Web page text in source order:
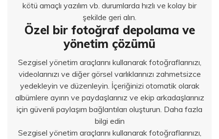
kötü amaçlı yazılım vb. durumlarda hızlı ve kolay bir
şekilde geri alın.
Özel bir fotoğraf depolama ve
yönetim çözümü
Sezgisel yönetim araçlarını kullanarak fotoğraflarınızı,
videolarınızı ve diğer görsel varlıklarınızı zahmetsizce
yedekleyin ve düzenleyin. İçeriğinizi otomatik olarak
albümlere ayırın ve paydaşlarınız ve ekip arkadaşlarınız
için güvenli paylaşım bağlantıları oluşturun. Daha fazla
bilgi edin
Sezgisel yönetim araçlarını kullanarak fotoğraflarınızı,